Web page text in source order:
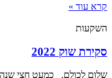
קרא עוד »
השקעות
סקירת שוק 2022